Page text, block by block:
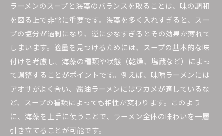
海藻を使ったラーメンの可能性
海藻がもたらすラーメンの新たな魅力
海藻入りラーメンが提供する独自の食文化体験
海藻ラーメンの歴史と文化
地域ごとの海藻ラーメンの特徴
ラーメンと海藻の組み合わせが生む新たな食文
化
海藻ラーメンを楽しむための食べ方
ラーメンのスープと海藻のバランスを取ることは、味の調和
を図る上で非常に重要です。海藻を多く入れすぎると、スー
プの塩分が過剰になり、逆に少なすぎるとその効果が薄れて
しまいます。適量を見つけるためには、スープの基本的な味
付けを考慮し、海藻の種類や状態（乾燥、塩蔵など）によっ
て調整することがポイントです。例えば、味噌ラーメンには
アオサがよく合い、醤油ラーメンにはワカメが適しているな
ど、スープの種類によっても相性が変わります。このよう
に、海藻を上手に使うことで、ラーメン全体の味わいを一層
引き立てることが可能です。